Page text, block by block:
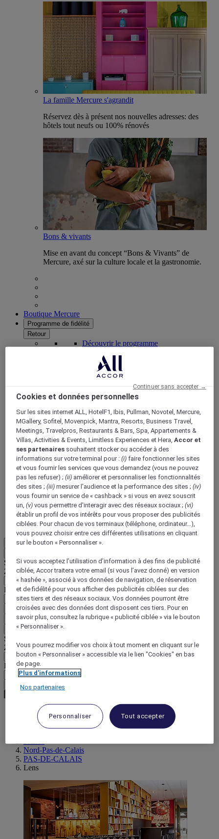
La famille Mercure s'agrandit
Réservez dès à présent nos nouvelles adresses: des
hôtels tout neufs ou 100% rénovés
Bons & vivants
Mise en avant du concept “Bons & Vivants” de
Mercure, axé sur la culture locale et la gastronomie.
Boutique Mercure
Programme de fidélité
Retour
Découvrir le programme
ALL Accor+ Voyager
15% de réduction toute l'année sur vos séjours dans
+30 marques
DÉCOUVRIR
Plus
Sélectionnez votre zone et votre langue ci-dessous
Zone géographique
Pays/Région - Langue
Valider votre zone et votre langue
EUR (€)
Retour
Sélectionnez votre devise ci-dessous
Zone géographique
Devise
Valider ma devise
World
Nord-Pas-de-Calais
PAS-DE-CALAIS
Lens
Cookies et données personnelles
Sur les sites internet ALL, HotelF1, Ibis, Pullman, Novotel, Mercure,
MGallery, Sofitel, Movenpick, Mantra, Resorts, Business Travel,
Meetings, Travelpros, Restaurants & Bars, Spa, Appartements &
Villas, Activities & Events, Limitless Experiences et Hera,Accor et
ses partenaires souhaitent stocker ou accéder à des
informations sur votre terminal pour :(i) faire fonctionner les sites
et vous fournir les services que vous demandez (vous ne pouvez
pas les refuser) ;(ii) améliorer et personnaliser les fonctionnalités
des sites ;(iii) mesurer l'audience et la performance des sites ;(iv)
vous fournir un service de « cashback » si vous en avez souscrit
un,(v) vous permettre d'interagir avec des réseaux sociaux ;(vi)
établir un profil de vos intérêts pour vous proposer des publicités
ciblées. Pour chacun de vos terminaux (téléphone, ordinateur…),
vous pouvez choisir entre ces différentes utilisations en cliquant
sur le bouton « Personnaliser ».
Si vous acceptez l’utilisation d’information à des fins de publicité
ciblée, Accor traitera votre email (si vous l’avez donné) en version
« hashée », associé à vos données de navigation, de réservation
et de fidélité pour vous afficher des publicités ciblées sur des
sites tiers et des réseaux sociaux. Vos données pourront être
croisées avec des données dont disposent ces tiers. Pour en
savoir plus, consultez la rubrique « publicité ciblée » via le bouton
« Personnaliser ».
Vous pourrez modifier vos choix à tout moment en cliquant sur le
bouton « Personnaliser » accessible via le lien "Cookies" en bas
de page.
Plus d'informations
Nos partenaires
Personnaliser Tout accepter
Continuer sans accepter →